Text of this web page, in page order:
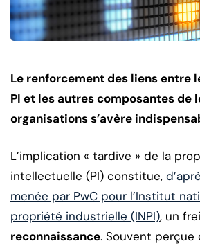
Le renforcement des liens entre
PI et les autres composantes de
organisations s’avère
L’implication « tardive » de la
intellectuelle (PI) constitue,
menée par PwC pour l’Institut
propriété industrielle (INPI), un
reconnaissance. Souvent perçue